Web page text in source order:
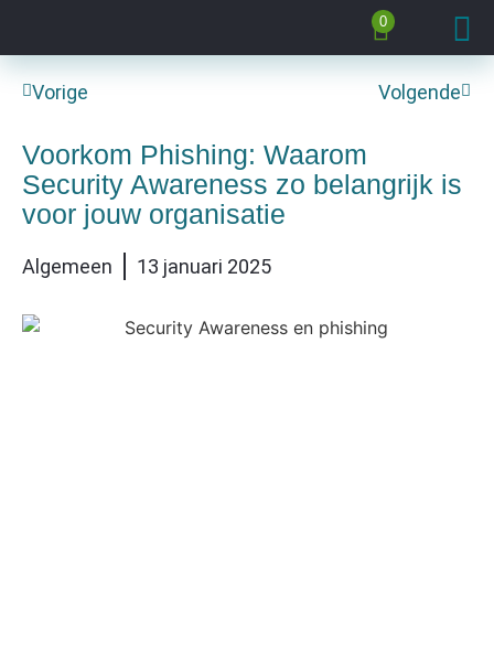
0
Vorige Volgende
Voorkom Phishing: Waarom
Security Awareness zo belangrijk is
voor jouw organisatie
Algemeen 13 januari 2025